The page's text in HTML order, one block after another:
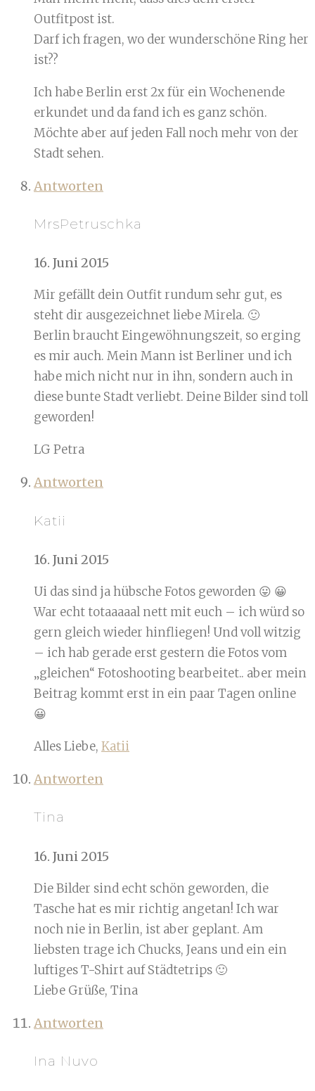
Outfitpost ist.
Darf ich fragen, wo der wunderschöne Ring her
ist??
Ich habe Berlin erst 2x für ein Wochenende
erkundet und da fand ich es ganz schön.
Möchte aber auf jeden Fall noch mehr von der
Stadt sehen.
Antworten
MrsPetruschka
16. Juni 2015
Mir gefällt dein Outfit rundum sehr gut, es
steht dir ausgezeichnet liebe Mirela. 🙂
Berlin braucht Eingewöhnungszeit, so erging
es mir auch. Mein Mann ist Berliner und ich
habe mich nicht nur in ihn, sondern auch in
diese bunte Stadt verliebt. Deine Bilder sind toll
geworden!
LG Petra
Antworten
Katii
16. Juni 2015
Ui das sind ja hübsche Fotos geworden 😛 😀
War echt totaaaaal nett mit euch – ich würd so
gern gleich wieder hinfliegen! Und voll witzig
– ich hab gerade erst gestern die Fotos vom
„gleichen“ Fotoshooting bearbeitet.. aber mein
Beitrag kommt erst in ein paar Tagen online
😀
Alles Liebe, Katii
Antworten
Tina
16. Juni 2015
Die Bilder sind echt schön geworden, die
Tasche hat es mir richtig angetan! Ich war
noch nie in Berlin, ist aber geplant. Am
liebsten trage ich Chucks, Jeans und ein ein
luftiges T-Shirt auf Städtetrips 🙂
Liebe Grüße, Tina
Antworten
Ina Nuvo